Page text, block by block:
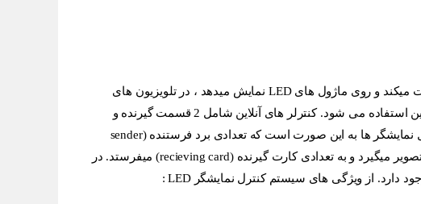
کارت کنترل دیتا را اپراتور دریافت میکند و روی ماژول های LED نمایش میدهد ، در تلویزیون های
شهری معمولا از کنترلر های آنلاین استفاده می شود. کنترلر های آنلاین شامل 2 قسمت گیرنده و
سیستم کنترل نمایشگر ها به این صورت است که تعدادی برد فرستنده (sender
card)تصویر را از توسط سگنال تصویر میگیرد و به تعدادی کارت گیرنده (recieving card) میفرستد. در